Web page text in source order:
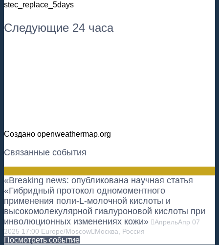
stec_replace_5days
Следующие 24 часа
Создано openweathermap.org
Связанные события
«Breaking news: опубликована научная статья
«Гибридный протокол одномоментного
применения поли-L-молочной кислоты и
высокомолекулярной гиалуроновой кислоты при
инволюционных изменениях кожи»
АпрельАпр 07
2025 17:00 Europe/Moscow Москва, Россия
Посмотреть событие